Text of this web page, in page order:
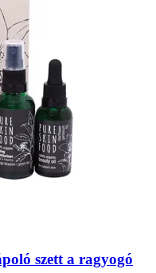
szett a ragyogó